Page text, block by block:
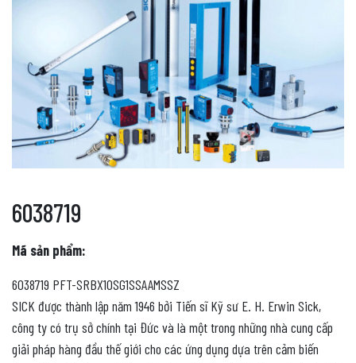
6038719
Mã sản phẩm:
6038719 PFT-SRBX10SG1SSAAMSSZ
SICK được thành lập năm 1946 bởi Tiến sĩ Kỹ sư E. H. Erwin Sick,
công ty có trụ sở chính tại Đức và là một trong những nhà cung cấp
giải pháp hàng đầu thế giới cho các ứng dụng dựa trên cảm biến